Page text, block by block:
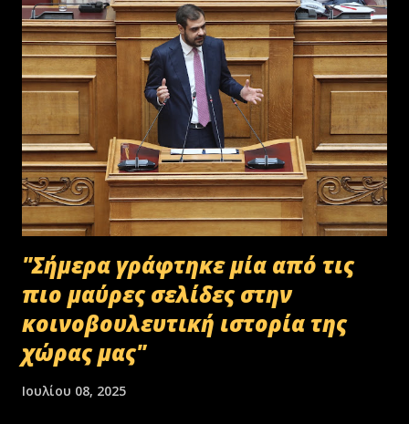
"Σήμερα γράφτηκε μία από τις
πιο μαύρες σελίδες στην
κοινοβουλευτική ιστορία της
χώρας μας"
Ιουλίου 08, 2025